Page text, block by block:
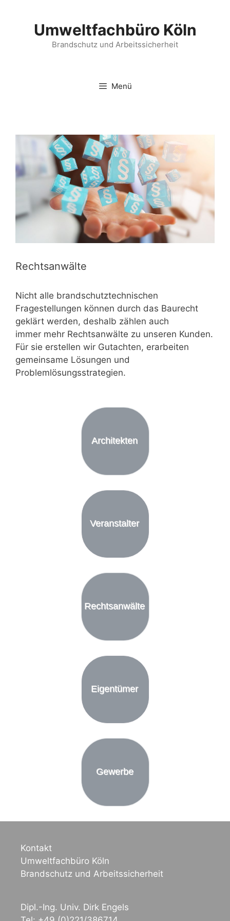
springenUmweltfachbüro Köln
Brandschutz und Arbeitssicherheit
Menü
Rechtsanwälte
Nicht alle brandschutztechnischen
Fragestellungen können durch das Baurecht
geklärt werden, deshalb zählen auch
immer mehr Rechtsanwälte zu unseren Kunden.
Für sie erstellen wir Gutachten, erarbeiten
gemeinsame Lösungen und
Problemlösungsstrategien.
Architekten
Veranstalter
Rechtsanwälte
Eigentümer
Gewerbe
Kontakt
Umweltfachbüro Köln
Brandschutz und Arbeitssicherheit
Dipl.-Ing. Univ. Dirk Engels